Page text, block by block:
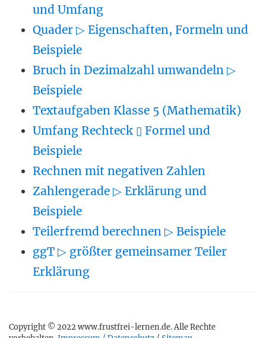
und Umfang
Quader ▷ Eigenschaften, Formeln und
Beispiele
Bruch in Dezimalzahl umwandeln ▷
Beispiele
Textaufgaben Klasse 5 (Mathematik)
Umfang Rechteck ▯ Formel und
Beispiele
Rechnen mit negativen Zahlen
Zahlengerade ▷ Erklärung und
Beispiele
Teilerfremd berechnen ▷ Beispiele
ggT ▷ größter gemeinsamer Teiler
Erklärung
Copyright © 2022 www.frustfrei-lernen.de. Alle Rechte